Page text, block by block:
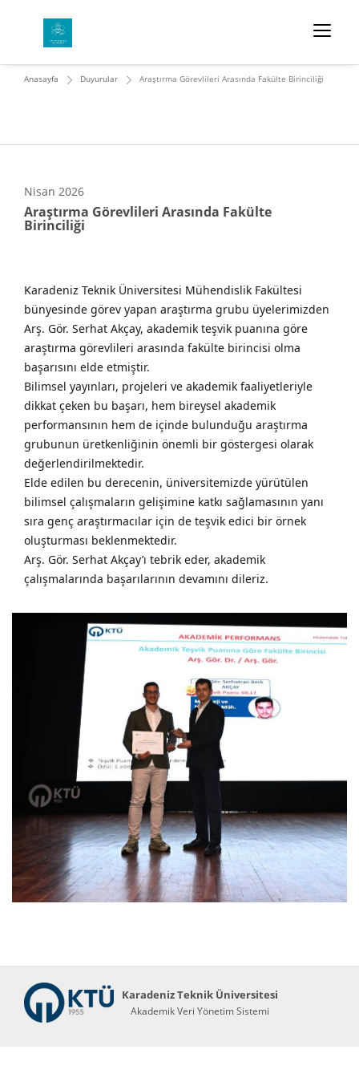
Anasayfa Duyurular Araştırma Görevlileri Arasında Fakülte Birinciliği
Nisan 2026
Araştırma Görevlileri Arasında Fakülte
Birinciliği
Karadeniz Teknik Üniversitesi Mühendislik Fakültesi
bünyesinde görev yapan araştırma grubu üyelerimizden
Arş. Gör. Serhat Akçay, akademik teşvik puanına göre
araştırma görevlileri arasında fakülte birincisi olma
başarısını elde etmiştir.
Bilimsel yayınları, projeleri ve akademik faaliyetleriyle
dikkat çeken bu başarı, hem bireysel akademik
performansının hem de içinde bulunduğu araştırma
grubunun üretkenliğinin önemli bir göstergesi olarak
değerlendirilmektedir.
Elde edilen bu derecenin, üniversitemizde yürütülen
bilimsel çalışmaların gelişimine katkı sağlamasının yanı
sıra genç araştırmacılar için de teşvik edici bir örnek
oluşturması beklenmektedir.
Arş. Gör. Serhat Akçay’ı tebrik eder, akademik
çalışmalarında başarılarının devamını dileriz.
Karadeniz Teknik Üniversitesi
Akademik Veri Yönetim Sistemi